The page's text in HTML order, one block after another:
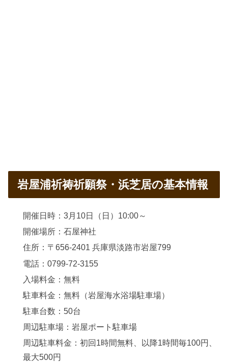
岩屋浦祈祷祈願祭・浜芝居の基本情報
開催日時：3月10日（日）10:00～
開催場所：石屋神社
住所：〒656-2401 兵庫県淡路市岩屋799
電話：0799-72-3155
入場料金：無料
駐車料金：無料（岩屋海水浴場駐車場）
駐車台数：50台
周辺駐車場：岩屋ポート駐車場
周辺駐車料金：初回1時間無料、以降1時間毎100円、
最大500円